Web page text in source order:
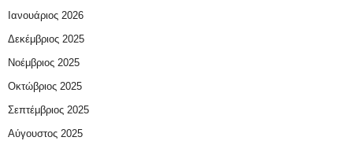
Ιανουάριος 2026
Δεκέμβριος 2025
Νοέμβριος 2025
Οκτώβριος 2025
Σεπτέμβριος 2025
Αύγουστος 2025